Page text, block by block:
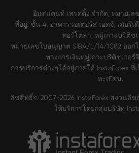
อินสแตนท์ เทรดดิ้ง จำกัด, หมายเลข
ที่อยู่: ชั้น 4, อาคารวอเตอร์ส เอดจ์, เมอริ
ทอร์โตลา, หมู่เกาะบริติช
หมายเลขใบอนุญาต SIBA/L/14/1082 ออ
ทางการเงินหมู่เกาะบริติชเวอร์
การบริการต่างๆได้อยู่ภายใต้ InstaForex ที่
ทะเบียน.
ลิขสิทธิ์© 2007-2026 InstaForex สงวนลิข
ให้บริการโดยกลุ่มบริษัท